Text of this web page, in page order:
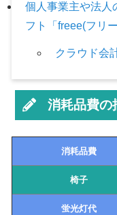
個人事業主や法人
フト「freee(フリー
クラウド会
消耗品費の
消耗品費
椅子
蛍光灯代